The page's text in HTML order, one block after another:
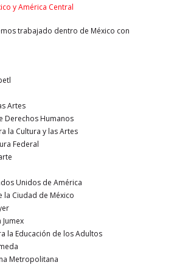
y América Central
trabajado dentro de México con
Artes
Derechos Humanos
la Cultura y las Artes
Federal
Unidos de América
la Ciudad de México
la Educación de los Adultos
Metropolitana